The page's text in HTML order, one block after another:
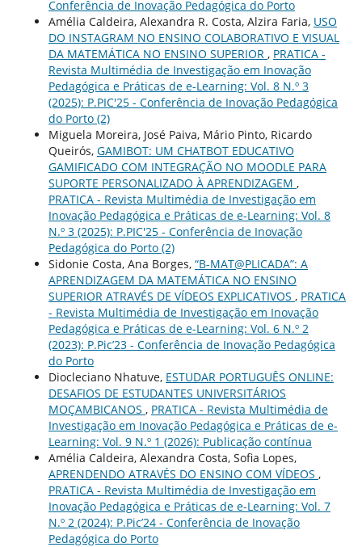
Conferência de Inovação Pedagógica do Porto
Amélia Caldeira, Alexandra R. Costa, Alzira Faria, USO
DO INSTAGRAM NO ENSINO COLABORATIVO E VISUAL
DA MATEMÁTICA NO ENSINO SUPERIOR , PRATICA -
Revista Multimédia de Investigação em Inovação
Pedagógica e Práticas de e-Learning: Vol. 8 N.º 3
(2025): P.PIC'25 - Conferência de Inovação Pedagógica
do Porto (2)
Miguela Moreira, José Paiva, Mário Pinto, Ricardo
Queirós, GAMIBOT: UM CHATBOT EDUCATIVO
GAMIFICADO COM INTEGRAÇÃO NO MOODLE PARA
SUPORTE PERSONALIZADO À APRENDIZAGEM ,
PRATICA - Revista Multimédia de Investigação em
Inovação Pedagógica e Práticas de e-Learning: Vol. 8
N.º 3 (2025): P.PIC'25 - Conferência de Inovação
Pedagógica do Porto (2)
Sidonie Costa, Ana Borges, “B-MAT@PLICADA”: A
APRENDIZAGEM DA MATEMÁTICA NO ENSINO
SUPERIOR ATRAVÉS DE VÍDEOS EXPLICATIVOS , PRATICA
- Revista Multimédia de Investigação em Inovação
Pedagógica e Práticas de e-Learning: Vol. 6 N.º 2
(2023): P.Pic’23 - Conferência de Inovação Pedagógica
do Porto
Diocleciano Nhatuve, ESTUDAR PORTUGUÊS ONLINE:
DESAFIOS DE ESTUDANTES UNIVERSITÁRIOS
MOÇAMBICANOS , PRATICA - Revista Multimédia de
Investigação em Inovação Pedagógica e Práticas de e-
Learning: Vol. 9 N.º 1 (2026): Publicação contínua
Amélia Caldeira, Alexandra Costa, Sofia Lopes,
APRENDENDO ATRAVÉS DO ENSINO COM VÍDEOS ,
PRATICA - Revista Multimédia de Investigação em
Inovação Pedagógica e Práticas de e-Learning: Vol. 7
N.º 2 (2024): P.Pic’24 - Conferência de Inovação
Pedagógica do Porto